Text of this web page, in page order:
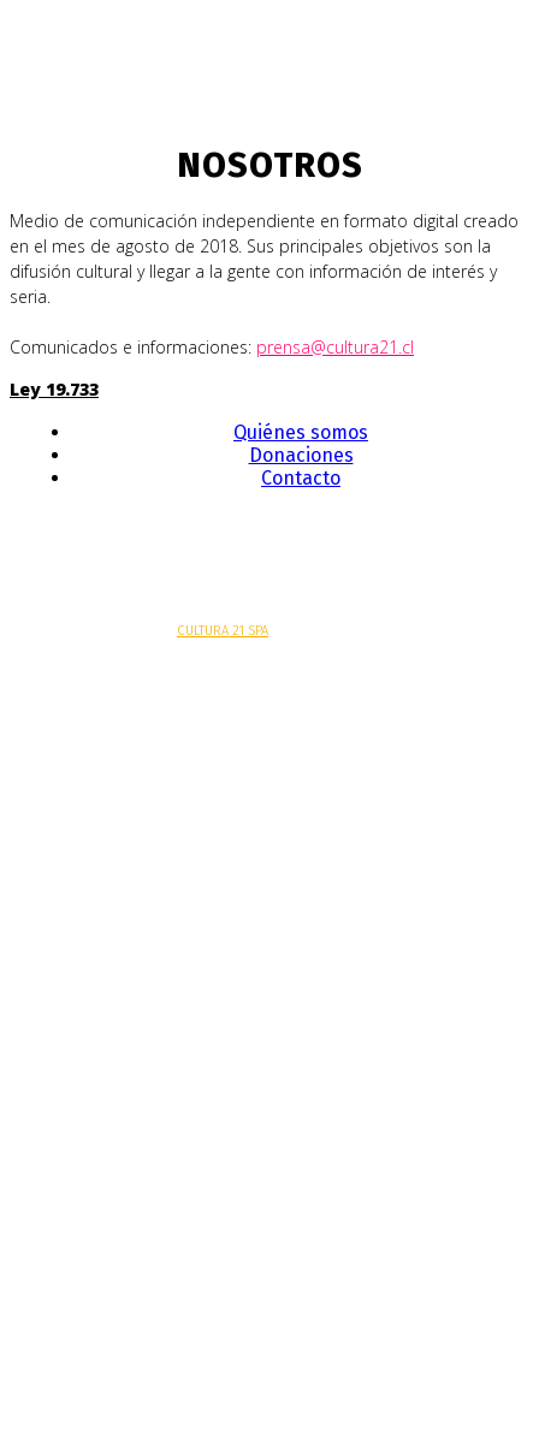
NOSOTROS
Medio de comunicación independiente en formato digital creado
en el mes de agosto de 2018. Sus principales objetivos son la
difusión cultural y llegar a la gente con información de interés y
seria.
Comunicados e informaciones: prensa@cultura21.cl
Ley 19.733
Quiénes somos
Donaciones
Contacto
CULTURA 21 SPA